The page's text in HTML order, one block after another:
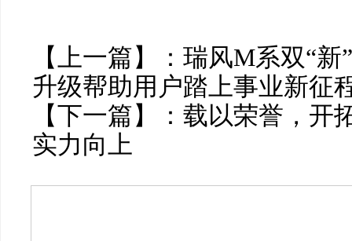
【上一篇】： 瑞风M系双“新
升级帮助用户踏上事业新征
【下一篇】： 载以荣誉，开
实力向上